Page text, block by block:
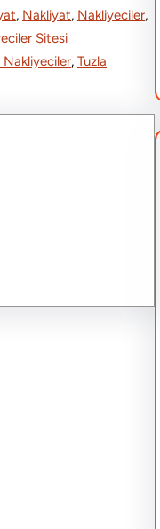
, Nakliyat, Nakliyeciler
Sitesi
Nakliyeciler, Tuzla